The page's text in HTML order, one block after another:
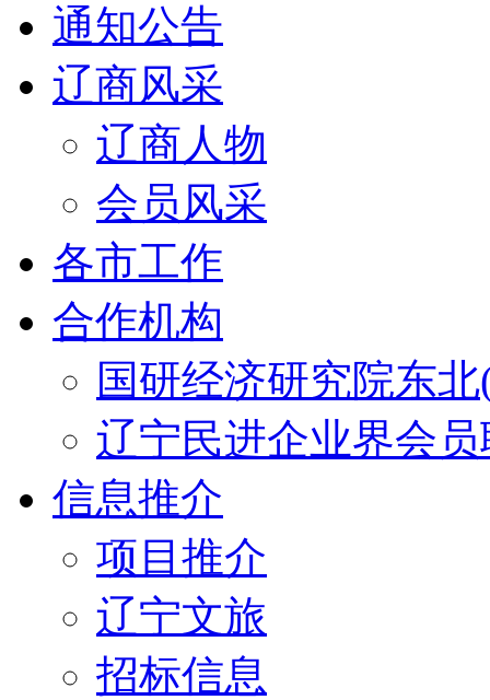
通知公告
辽商风采
辽商人物
会员风采
各市工作
合作机构
国研经济研究院东
辽宁民进企业界会
信息推介
项目推介
辽宁文旅
招标信息